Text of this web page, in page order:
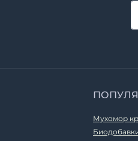
Мухомор